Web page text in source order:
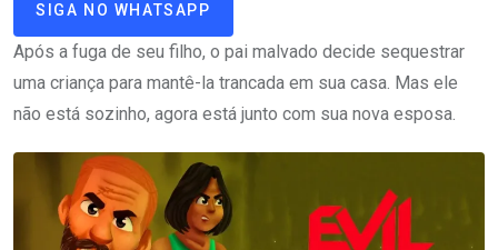
SIGA NO WHATSAPP
Após a fuga de seu filho, o pai malvado decide sequestrar
uma criança para mantê-la trancada em sua casa. Mas ele
não está sozinho, agora está junto com sua nova esposa.